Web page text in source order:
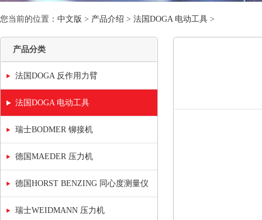
您当前的位置： 中文版 > 产品介绍 > 法国DOGA 电动工具 >
产品分类
法国DOGA 反作用力臂
法国DOGA 电动工具
瑞士BODMER 铆接机
德国MAEDER 压力机
德国HORST BENZING 同心度测量仪
瑞士WEIDMANN 压力机